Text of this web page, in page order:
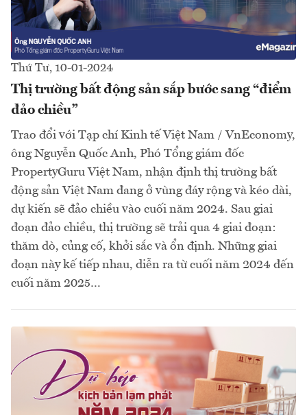
Thứ Tư, 10-01-2024
Thị trường bất động sản sắp bước sang “điểm
đảo chiều”
Trao đổi với Tạp chí Kinh tế Việt Nam / VnEconomy,
ông Nguyễn Quốc Anh, Phó Tổng giám đốc
PropertyGuru Việt Nam, nhận định thị trường bất
động sản Việt Nam đang ở vùng đáy rộng và kéo dài,
dự kiến sẽ đảo chiều vào cuối năm 2024. Sau giai
đoạn đảo chiều, thị trường sẽ trải qua 4 giai đoạn:
thăm dò, củng cố, khởi sắc và ổn định. Những giai
đoạn này kế tiếp nhau, diễn ra từ cuối năm 2024 đến
cuối năm 2025…